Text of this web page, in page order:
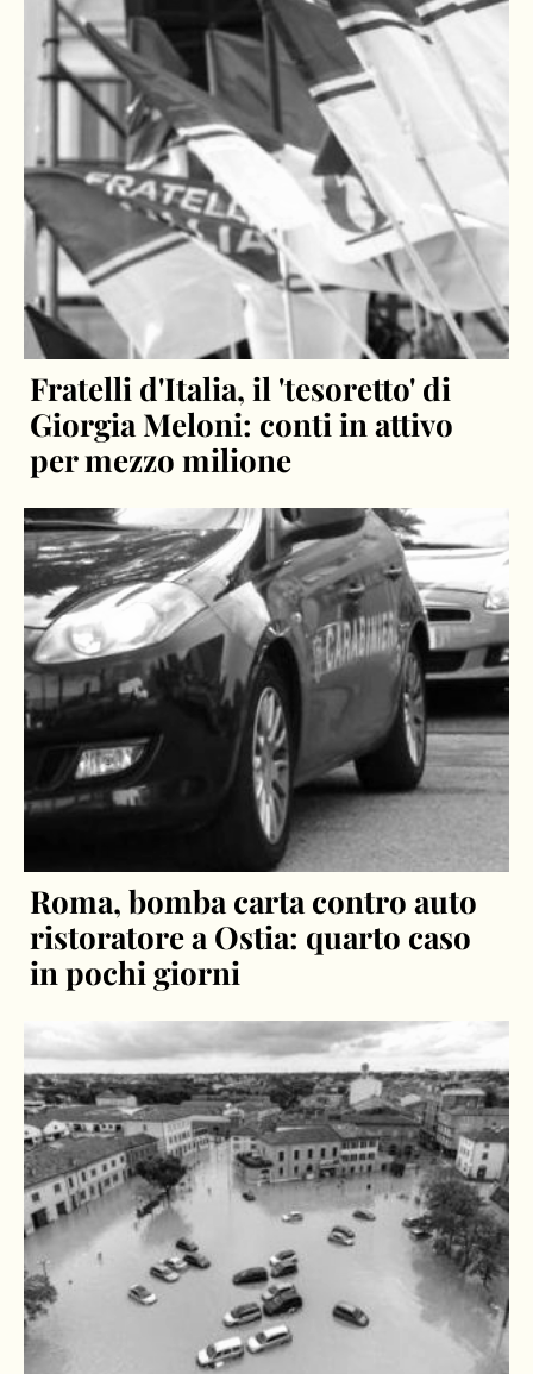
Fratelli d'Italia, il 'tesoretto' di
Giorgia Meloni: conti in attivo
per mezzo milione
Roma, bomba carta contro auto
ristoratore a Ostia: quarto caso
in pochi giorni